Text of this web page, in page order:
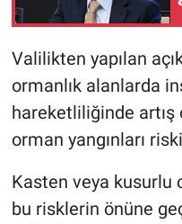
Valilikten yapılan
ormanlık alanlarda
hareketliliğinde artış
orman yangınları
Kasten veya kusurlu
bu risklerin önüne